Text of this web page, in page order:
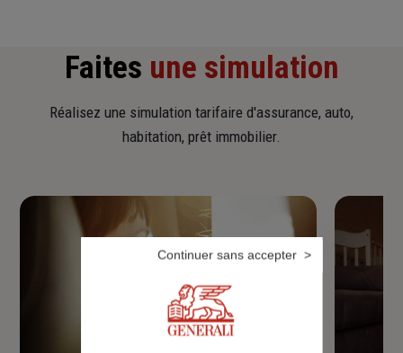
Faites une simulation
Réalisez une simulation tarifaire d'assurance, auto,
habitation, prêt immobilier.
Continuer sans accepter